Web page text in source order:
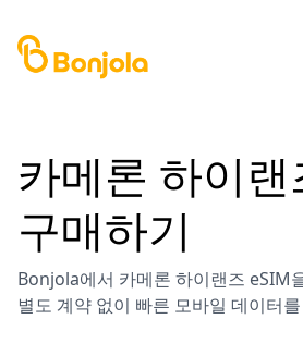
카메론 하이랜
구매하기
Bonjola에서 카메론 하이랜즈 eSIM
별도 계약 없이 빠른 모바일 데이터